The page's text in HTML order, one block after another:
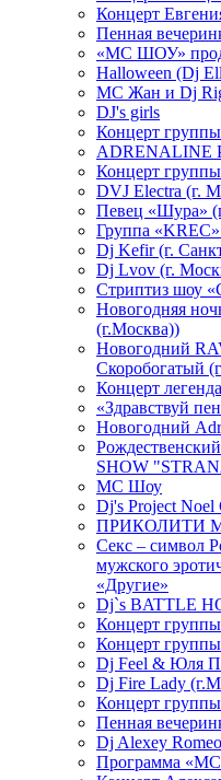
Концерт
Пенная
«МС ШОУ»
Halloween (Dj
МС Жан и Dj
DJ's girls
Концерт
Концерт
DVJ Electra (г.
Певец «Шура»
Группа
Dj Kefir (г.
Dj Lvov (г.
Стриптиз шоу
Новогодняя
(г.Москва))
Новогодний
Скоробогатый
Концерт
«Здравствуй
Новогодний
SHOW
MC Шоу
Dj's Project Noel
ПРИКОЛИТИ
Секс – символ
мужского
«Другие»
Dj`s BATTLE
Концерт
Концерт
Dj Feel & Юля
Dj Fire Lady
Концерт
Пенная
Dj Alexey
Программа